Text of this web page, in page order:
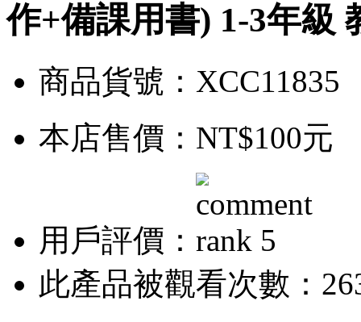
作+備課用書) 1-3年級
商品貨號：XCC11835
本店售價： NT$100元
用戶評價：
此產品被觀看次數：